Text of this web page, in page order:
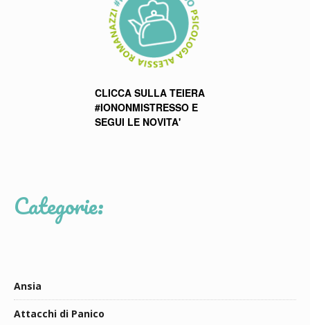
CLICCA SULLA TEIERA
#IONONMISTRESSO E
SEGUI LE NOVITA'
Categorie:
Ansia
Attacchi di Panico